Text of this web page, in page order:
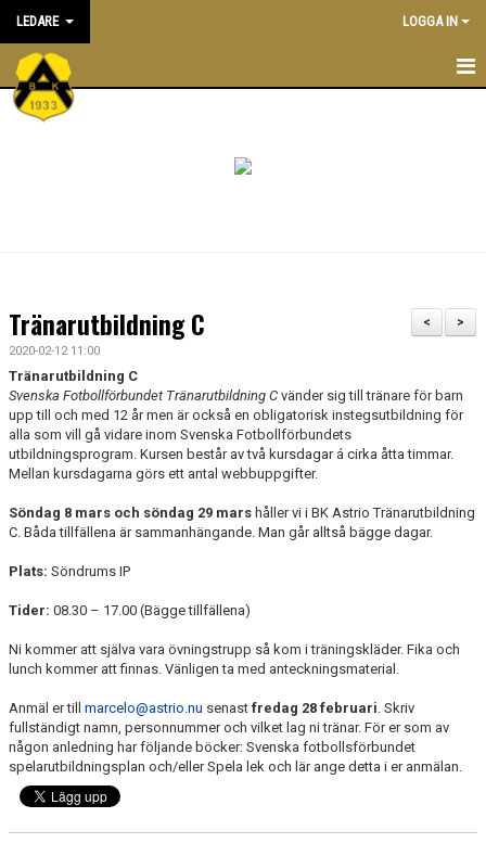
LEDARE LOGGA IN
STARTSIDA
INRIKTNING OCH RIKTLINJER
EKONOMIPOLICY
UTBILDNING
DOKUMENTBANK
LEDARGUIDER
FÖRSÄKRING FOLKSAM
NIVÅANPASSNING BK ASTRIO
>
<
Tränarutbildning C
2020-02-12 11:00
Tränarutbildning C
Svenska Fotbollförbundet Tränarutbildning C vänder sig till tränare för barn
upp till och med 12 år men är också en obligatorisk instegsutbildning för
alla som vill gå vidare inom Svenska Fotbollförbundets
utbildningsprogram. Kursen består av två kursdagar á cirka åtta timmar.
Mellan kursdagarna görs ett antal webbuppgifter.
Söndag 8 mars och söndag 29 mars håller vi i BK Astrio Tränarutbildning
C. Båda tillfällena är sammanhängande. Man går alltså bägge dagar.
Plats: Söndrums IP
Tider: 08.30 – 17.00 (Bägge tillfällena)
Ni kommer att själva vara övningstrupp så kom i träningskläder. Fika och
lunch kommer att finnas. Vänligen ta med anteckningsmaterial.
Anmäl er till marcelo@astrio.nu senast fredag 28 februari. Skriv
fullständigt namn, personnummer och vilket lag ni tränar. För er som av
någon anledning har följande böcker: Svenska fotbollsförbundet
spelarutbildningsplan och/eller Spela lek och lär ange detta i er anmälan.